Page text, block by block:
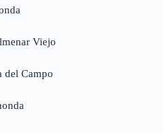
Viejo
del Campo